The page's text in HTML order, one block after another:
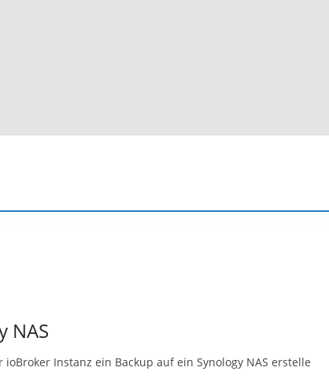
NAS
Instanz ein Backup auf ein Synology NAS erstelle